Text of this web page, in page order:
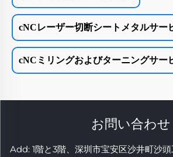
cNCレーザー切断シートメタルサー
cNCミリングおよびターニングサー
お問い合わせ
Add: 1階と3階、深圳市宝安区沙井町沙